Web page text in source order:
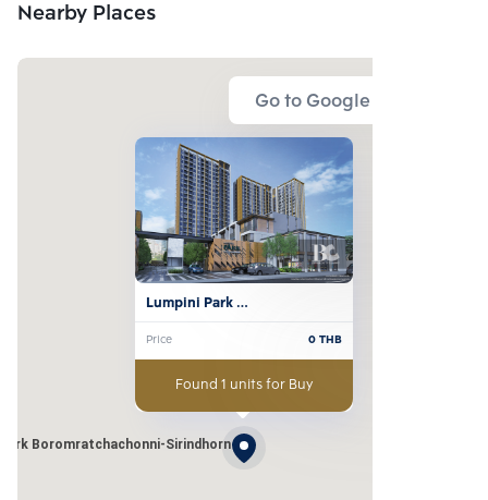
Nearby Places
Go to Google Map
Boromratchachonni-Sirindhorn
Lumpini Park
Boromratchachonni-
Sirindhorn
Price 0THB
Found 1 units for Buy